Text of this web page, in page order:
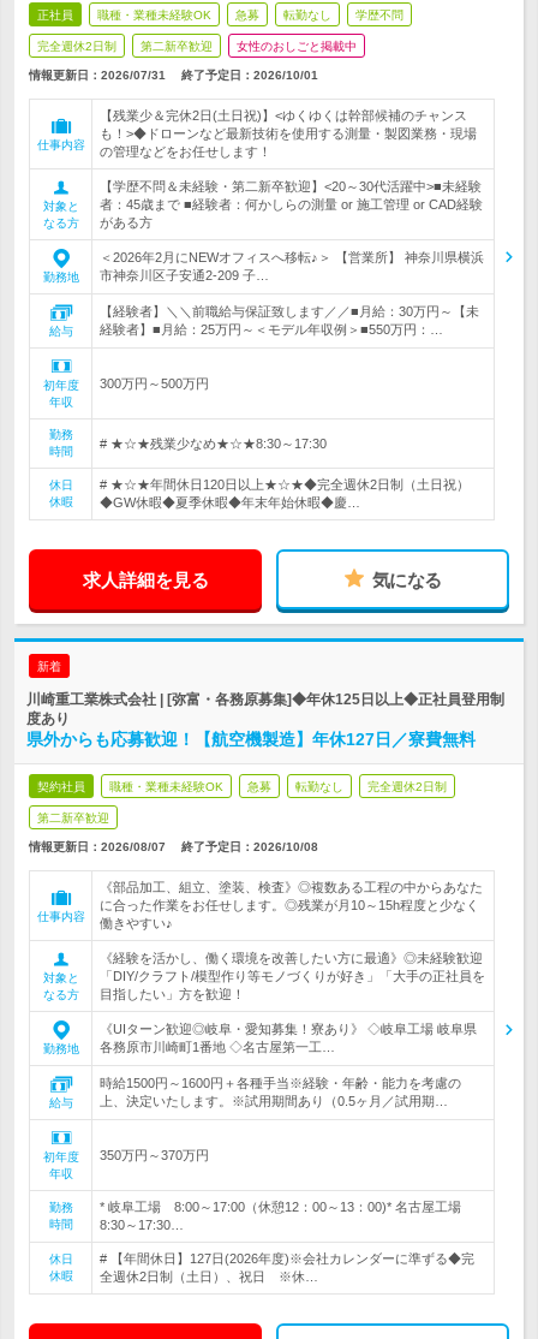
正社員 職種・業種未経験OK 急募 転勤なし 学歴不問
完全週休2日制 第二新卒歓迎 女性のおしごと掲載中
情報更新日：2026/07/31 終了予定日： 2026/10/01
仕事内容
【残業少＆完休2日(土日祝)】<ゆくゆくは幹部候補のチャンス
も！>◆ドローンなど最新技術を使用する測量・製図業務・現場
の管理などをお任せします！
対象と
なる方
【学歴不問＆未経験・第二新卒歓迎】<20～30代活躍中>■未経験
者：45歳まで ■経験者：何かしらの測量 or 施工管理 or CAD経験
がある方
勤務地
＜2026年2月にNEWオフィスへ移転♪＞ 【営業所】 神奈川県横浜
市神奈川区子安通2-209 子…
給与
【経験者】＼＼前職給与保証致します／／■月給：30万円～【未
経験者】■月給：25万円～＜モデル年収例＞■550万円：…
初年度
年収
300万円～500万円
勤務
時間
# ★☆★残業少なめ★☆★8:30～17:30
休日
休暇
# ★☆★年間休日120日以上★☆★◆完全週休2日制（土日祝）
◆GW休暇◆夏季休暇◆年末年始休暇◆慶…
求人詳細を見る 気になる
新着
川崎重工業株式会社 | [弥富・各務原募集]◆年休125日以上◆正社員登用制
度あり
県外からも応募歓迎！【航空機製造】年休127日／寮費無料
契約社員 職種・業種未経験OK 急募 転勤なし 完全週休2日制
第二新卒歓迎
情報更新日：2026/08/07 終了予定日： 2026/10/08
仕事内容
《部品加工、組立、塗装、検査》◎複数ある工程の中からあなた
に合った作業をお任せします。◎残業が月10～15h程度と少なく
働きやすい♪
対象と
なる方
《経験を活かし、働く環境を改善したい方に最適》◎未経験歓迎
「DIY/クラフト/模型作り等モノづくりが好き」「大手の正社員を
目指したい」方を歓迎！
勤務地
《UIターン歓迎◎岐阜・愛知募集！寮あり》 ◇岐阜工場 岐阜県
各務原市川崎町1番地 ◇名古屋第一工…
給与
時給1500円～1600円＋各種手当※経験・年齢・能力を考慮の
上、決定いたします。※試用期間あり（0.5ヶ月／試用期…
初年度
年収
350万円～370万円
勤務
時間
* 岐阜工場 8:00～17:00（休憩12：00～13：00)* 名古屋工場
8:30～17:30…
休日
休暇
# 【年間休日】127日(2026年度)※会社カレンダーに準ずる◆完
全週休2日制（土日）、祝日 ※休…